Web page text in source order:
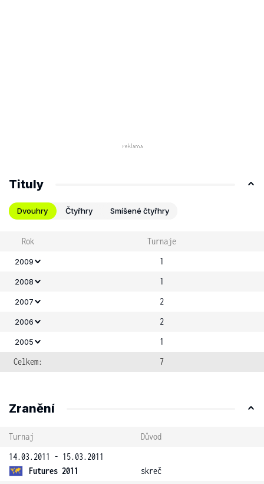
Tituly
Dvouhry Čtyřhry Smíšené čtyřhry
Rok Turnaje
2009 1
2008 1
2007 2
2006 2
2005
1
Celkem:
7
Zranění
Turnaj
Důvod
14.03.2011 - 15.03.2011
Futures 2011
skreč